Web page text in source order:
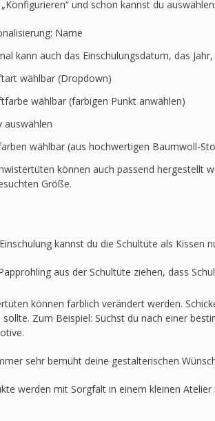
und schon kannst du auswählen:
Name
kann auch das Einschulungsdatum, das
wählbar (Dropdown)
wählbar (farbigen Punkt anwählen)
auswählen
wählbar (aus hochwertigen Baumwoll-
können auch passend hergestellt
Größe.
kannst du die Schultüte als Kissen
aus der Schultüte ziehen, dass
können farblich verändert werden.
sollte. Zum Beispiel: Suchst du nach einer
sehr bemüht deine gestalterischen
werden mit Sorgfalt in einem kleinen